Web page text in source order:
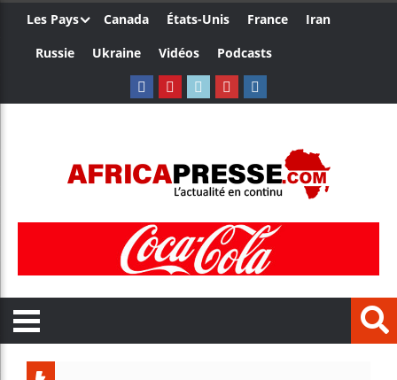
Les Pays Canada États-Unis France
Iran
Russie
Ukraine Vidéos Podcasts